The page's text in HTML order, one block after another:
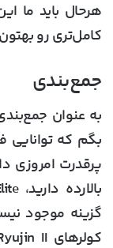
هرحال باید ما
کامل‌تری رو بهتون
جمع‌بندی
بگم که توانایی
پرقدرت امروزی
گزینه موجود